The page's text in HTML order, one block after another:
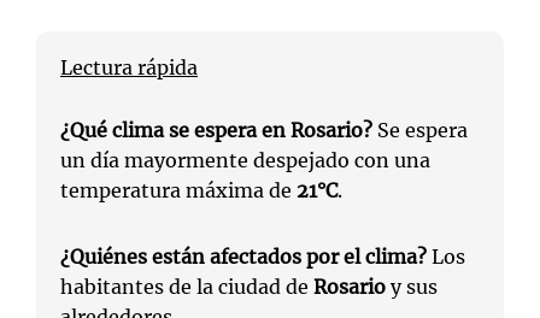
Lectura rápida
¿Qué clima se espera en Rosario? Se espera
un día mayormente despejado con una
temperatura máxima de 21°C.
¿Quiénes están afectados por el clima? Los
habitantes de la ciudad de Rosario y sus